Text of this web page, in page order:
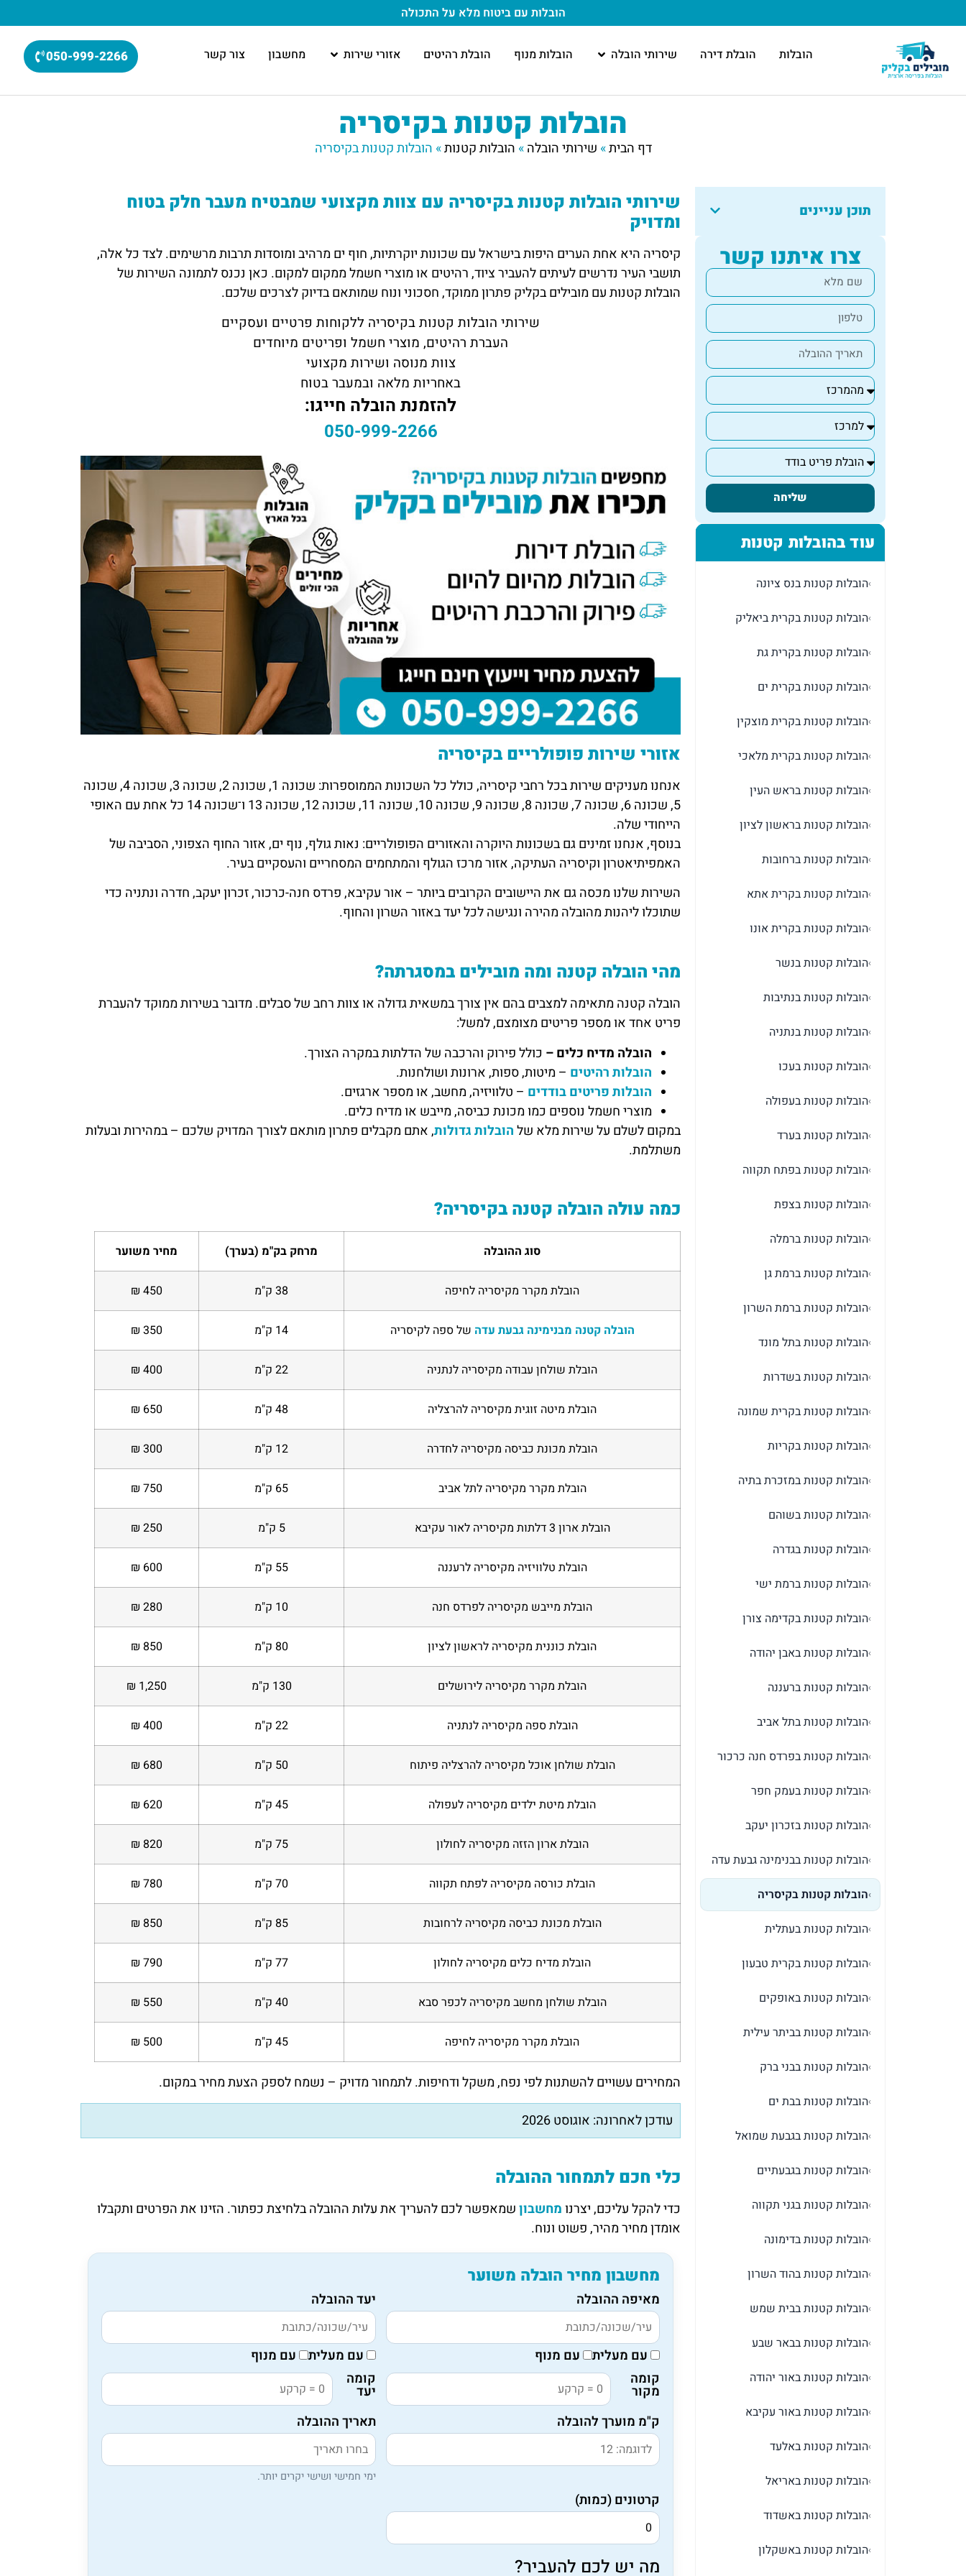
הובלות עם ביטוח מלא על התכולה
הובלות הובלת דירה שירותי הובלה הובלות מנוף הובלת רהיטים אזורי שירות מחשבון צור קשר 050-999-2266
הובלות קטנות בקיסריה
דף הבית» שירותי הובלה» הובלות קטנות» הובלות קטנות בקיסריה
תוכן עניינים
צרו איתנו קשר
שליחה
עוד בהובלות קטנות
›הובלות קטנות בנס ציונה
›הובלות קטנות בקרית ביאליק
›הובלות קטנות בקרית גת
›הובלות קטנות בקרית ים
›הובלות קטנות בקרית מוצקין
›הובלות קטנות בקרית מלאכי
›הובלות קטנות בראש העין
›הובלות קטנות בראשון לציון
›הובלות קטנות ברחובות
›הובלות קטנות בקרית אתא
›הובלות קטנות בקרית אונו
›הובלות קטנות בנשר
›הובלות קטנות בנתיבות
›הובלות קטנות בנתניה
›הובלות קטנות בעכו
›הובלות קטנות בעפולה
›הובלות קטנות בערד
›הובלות קטנות בפתח תקווה
›הובלות קטנות בצפת
›הובלות קטנות ברמלה
›הובלות קטנות ברמת גן
›הובלות קטנות ברמת השרון
›הובלות קטנות בתל מונד
›הובלות קטנות בשדרות
›הובלות קטנות בקרית שמונה
›הובלות קטנות בקריות
›הובלות קטנות במזכרת בתיה
›הובלות קטנות בשוהם
›הובלות קטנות בגדרה
›הובלות קטנות ברמת ישי
›הובלות קטנות בקדימה צורן
›הובלות קטנות באבן יהודה
›הובלות קטנות ברעננה
›הובלות קטנות בתל אביב
›הובלות קטנות בפרדס חנה כרכור
›הובלות קטנות בעמק חפר
›הובלות קטנות בזכרון יעקב
›הובלות קטנות בבנימינה גבעת עדה
›הובלות קטנות בקיסריה
›הובלות קטנות בעתלית
›הובלות קטנות בקרית טבעון
›הובלות קטנות באופקים
›הובלות קטנות בביתר עילית
›הובלות קטנות בבני ברק
›הובלות קטנות בבת ים
›הובלות קטנות בגבעת שמואל
›הובלות קטנות בגבעתיים
›הובלות קטנות בגני תקווה
›הובלות קטנות בדימונה
›הובלות קטנות בהוד השרון
›הובלות קטנות בבית שמש
›הובלות קטנות בבאר שבע
›הובלות קטנות באור יהודה
›הובלות קטנות באור עקיבא
›הובלות קטנות באלעד
›הובלות קטנות באריאל
›הובלות קטנות באשדוד
›הובלות קטנות באשקלון
שירותי הובלות קטנות בקיסריה עם צוות מקצועי שמבטיח מעבר חלק בטוח
ומדויק
קיסריה היא אחת הערים היפות בישראל עם שכונות יוקרתיות, חוף ים מרהיב ומוסדות תרבות מרשימים. לצד כל אלה,
תושבי העיר נדרשים לעיתים להעביר ציוד, רהיטים או מוצרי חשמל ממקום למקום. כאן נכנס לתמונה השירות של
הובלות קטנות עם מובילים בקליק פתרון ממוקד, חסכוני ונוח שמותאם בדיוק לצרכים שלכם.
שירותי הובלות קטנות בקיסריה ללקוחות פרטיים ועסקיים
העברת רהיטים, מוצרי חשמל ופריטים מיוחדים
צוות מנוסה ושירות מקצועי
באחריות מלאה ובמעבר בטוח
להזמנת הובלה חייגו:
050-999-2266
אזורי שירות פופולריים בקיסריה
אנחנו מעניקים שירות בכל רחבי קיסריה, כולל כל השכונות הממוספרות: שכונה 1, שכונה 2, שכונה 3, שכונה 4, שכונה
5, שכונה 6, שכונה 7, שכונה 8, שכונה 9, שכונה 10, שכונה 11, שכונה 12, שכונה 13 ו־שכונה 14 כל אחת עם האופי
הייחודי שלה.
בנוסף, אנחנו זמינים גם בשכונות היוקרה והאזורים הפופולריים: נאות גולף, נוף ים, אזור החוף הצפוני, הסביבה של
האמפיתיאטרון וקיסריה העתיקה, אזור מרכז הגולף והמתחמים המסחריים והעסקיים בעיר.
השירות שלנו מכסה גם את היישובים הקרובים ביותר – אור עקיבא, פרדס חנה-כרכור, זכרון יעקב, חדרה ונתניה כדי
שתוכלו ליהנות מהובלה מהירה ונגישה לכל יעד באזור השרון והחוף.
מהי הובלה קטנה ומה מובילים במסגרתה?
הובלה קטנה מתאימה למצבים בהם אין צורך במשאית גדולה או צוות רחב של סבלים. מדובר בשירות ממוקד להעברת
פריט אחד או מספר פריטים מצומצם, למשל:
הובלה מדיח כלים – כולל פירוק והרכבה של הדלתות במקרה הצורך.
הובלות רהיטים – מיטות, ספות, ארונות ושולחנות.
הובלות פריטים בודדים – טלוויזיה, מחשב, או מספר ארגזים.
מוצרי חשמל נוספים כמו מכונת כביסה, מייבש או מדיח כלים.
במקום לשלם על שירות מלא שלהובלות גדולות, אתם מקבלים פתרון מותאם לצורך המדויק שלכם – במהירות ובעלות
משתלמת.
כמה עולה הובלה קטנה בקיסריה?
סוג ההובלה מרחק בק"מ (בערך) מחיר משוער
הובלת מקרר מקיסריה לחיפה 38 ק"מ 450 ₪
הובלה קטנה מבנימינה גבעת עדה של ספה לקיסריה 14 ק"מ 350 ₪
הובלת שולחן עבודה מקיסריה לנתניה 22 ק"מ 400 ₪
הובלת מיטה זוגית מקיסריה להרצליה 48 ק"מ 650 ₪
הובלת מכונת כביסה מקיסריה לחדרה 12 ק"מ 300 ₪
הובלת מקרר מקיסריה לתל אביב 65 ק"מ 750 ₪
הובלת ארון 3 דלתות מקיסריה לאור עקיבא 5 ק"מ 250 ₪
הובלת טלוויזיה מקיסריה לרעננה 55 ק"מ 600 ₪
הובלת מייבש מקיסריה לפרדס חנה 10 ק"מ 280 ₪
הובלת כוננית מקיסריה לראשון לציון 80 ק"מ 850 ₪
הובלת מקרר מקיסריה לירושלים 130 ק"מ 1,250 ₪
הובלת ספה מקיסריה לנתניה 22 ק"מ 400 ₪
הובלת שולחן אוכל מקיסריה להרצליה פיתוח 50 ק"מ 680 ₪
הובלת מיטת ילדים מקיסריה לעפולה 45 ק"מ 620 ₪
הובלת ארון הזזה מקיסריה לחולון 75 ק"מ 820 ₪
הובלת כורסה מקיסריה לפתח תקווה 70 ק"מ 780 ₪
הובלת מכונת כביסה מקיסריה לרחובות 85 ק"מ 850 ₪
הובלת מדיח כלים מקיסריה לחולון 77 ק"מ 790 ₪
הובלת שולחן מחשב מקיסריה לכפר סבא 40 ק"מ 550 ₪
הובלת מקרר מקיסריה לחיפה 45 ק"מ 500 ₪
המחירים עשויים להשתנות לפי נפח, משקל ודחיפות. לתמחור מדויק – נשמח לספק הצעת מחיר במקום.
עודכן לאחרונה: אוגוסט 2026
כלי חכם לתמחור ההובלה
כדי להקל עליכם, יצרנומחשבוןשמאפשר לכם להעריך את עלות ההובלה בלחיצת כפתור. הזינו את הפרטים ותקבלו
אומדן מחיר מהיר, פשוט ונוח.
מחשבון מחיר הובלה משוער
מאיפה ההובלה
עם מעלית
עם מנוף
קומה
מקור
יעד ההובלה
עם מעלית
עם מנוף
קומה
יעד
ק"מ מוערך להובלה
תאריך ההובלה
ימי חמישי ושישי יקרים יותר.
קרטונים (כמות)
מה יש לכם להעביר?